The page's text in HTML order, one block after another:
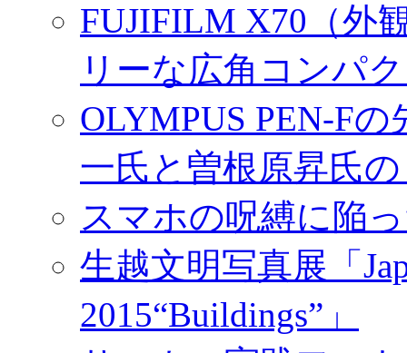
FUJIFILM X70（外
リーな広角コンパ
OLYMPUS PEN-F
一氏と曽根原昇氏
スマホの呪縛に陥
生越文明写真展「
2015“Buildings”」